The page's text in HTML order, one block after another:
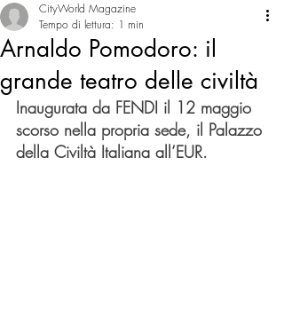
Arnaldo Pomodoro: il
grande teatro delle civiltà
CityWorld Magazine
Tempo di lettura: 1 min
Inaugurata da FENDI il 12 maggio
scorso nella propria sede, il Palazzo
della Civiltà Italiana all’EUR.